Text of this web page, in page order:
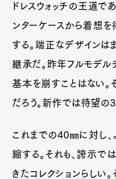
ドレスウォッチの王道で
ンターケースから着想
する。端正なデザインは
継承だ。昨年フルモデル
基本を崩すことはない
だろう。新作では待望の
これまでの40㎜に対し
縮する。それも、誇示で
きたコレクションらしい